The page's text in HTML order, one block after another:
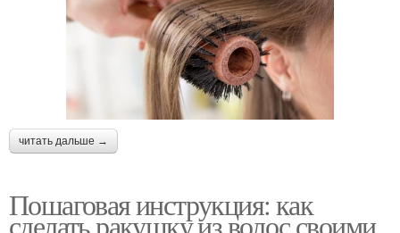
читать дальше →
Пошаговая инструкция: как